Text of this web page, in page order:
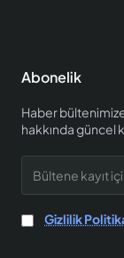
Abonelik
Haber
hakkında güncel
kayıt
için
e-
mail
Gizlilik